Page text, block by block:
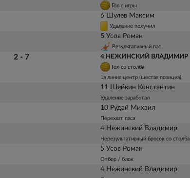
Гол с игры
6 Шулев Максим
Удаление получил
5 Усов Роман
Результативный пас
2 - 7 4 НЕЖИНСКИЙ ВЛАДИМИР
Гол со столба
1я линия центр (шестая позиция)
11 Шейкин Константин
Удаление заработал
10 Рудай Михаил
Перехват паса
4 Нежинский Владимир
Нерезультативный бросок со столба
5 Усов Роман
Отбор / блок
4 Нежинский Владимир